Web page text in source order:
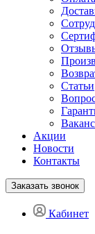
Статьи
Акции
Новости
Контакты
Заказать звонок
Кабинет